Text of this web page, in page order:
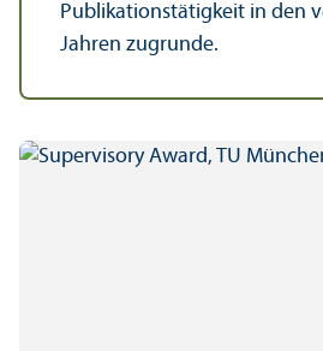
Publikations­tätigkeit in den
Jahren zugrunde.